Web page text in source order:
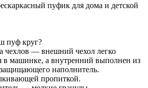
пуфик для дома и детской
пуф круг?
чехлов — внешний чехол легко
в машинке, а внутренний выполнен из
наполнитель.
пропиткой.